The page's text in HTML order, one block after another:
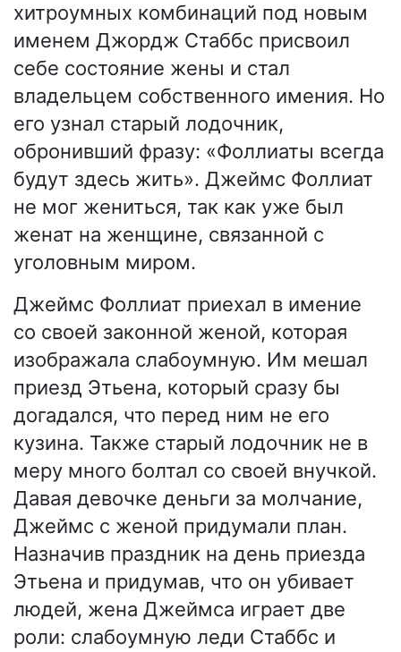
хитроумных комбинаций под новым
именем Джордж Стаббс присвоил
себе состояние жены и стал
владельцем собственного имения. Но
его узнал старый лодочник,
обронивший фразу: «Фоллиаты всегда
будут здесь жить». Джеймс Фоллиат
не мог жениться, так как уже был
женат на женщине, связанной с
уголовным миром.
Джеймс Фоллиат приехал в имение
со своей законной женой, которая
изображала слабоумную. Им мешал
приезд Этьена, который сразу бы
догадался, что перед ним не его
кузина. Также старый лодочник не в
меру много болтал со своей внучкой.
Давая девочке деньги за молчание,
Джеймс с женой придумали план.
Назначив праздник на день приезда
Этьена и придумав, что он убивает
людей, жена Джеймса играет две
роли: слабоумную леди Стаббс и